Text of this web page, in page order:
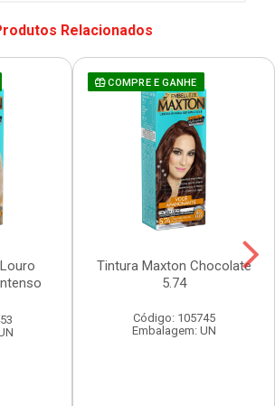
Relacionados
COMPRE E GANHE
Tintura Maxton Chocolate
5.74
Código: 105745
Embalagem: UN